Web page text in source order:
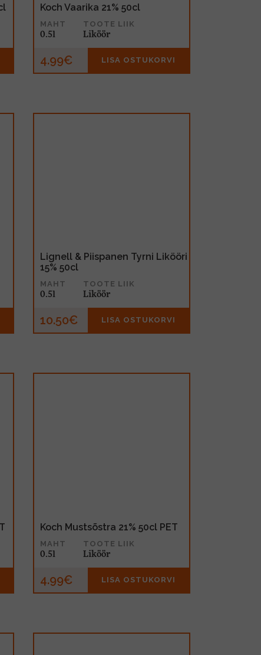
Koch Vaarika 21% 50cl
MAHT
0.5l
TOOTE LIIK
Liköör
4.99€ LISA OSTUKORVI
Lignell & Piispanen Tyrni Likööri
15% 50cl
MAHT
0.5l
TOOTE LIIK
Liköör
10.50€ LISA OSTUKORVI
Koch Mustsõstra 21% 50cl PET
MAHT
0.5l
TOOTE LIIK
Liköör
4.99€ LISA OSTUKORVI